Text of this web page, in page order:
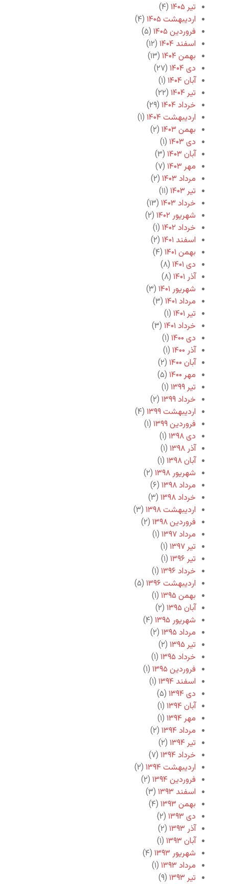
تیر ۱۴۰۵
(۴)
اردیبهشت ۱۴۰۵
(۴)
فروردین ۱۴۰۵
(۵)
اسفند ۱۴۰۴
(۱۲)
بهمن ۱۴۰۴
(۱۳)
دی ۱۴۰۴
(۲۷)
آبان ۱۴۰۴
(۱)
تیر ۱۴۰۴
(۲۲)
خرداد ۱۴۰۴
(۲۹)
اردیبهشت ۱۴۰۴
(۱)
بهمن ۱۴۰۳
(۲)
دی ۱۴۰۳
(۱)
آبان ۱۴۰۳
(۳)
مهر ۱۴۰۳
(۷)
مرداد ۱۴۰۳
(۲)
تیر ۱۴۰۳
(۱۱)
خرداد ۱۴۰۳
(۱۳)
شهریور ۱۴۰۲
(۲)
خرداد ۱۴۰۲
(۱)
اسفند ۱۴۰۱
(۲)
بهمن ۱۴۰۱
(۴)
دی ۱۴۰۱
(۸)
آذر ۱۴۰۱
(۸)
شهریور ۱۴۰۱
(۳)
مرداد ۱۴۰۱
(۳)
تیر ۱۴۰۱
(۱)
خرداد ۱۴۰۱
(۳)
دی ۱۴۰۰
(۱)
آذر ۱۴۰۰
(۱)
آبان ۱۴۰۰
(۲)
مهر ۱۴۰۰
(۵)
تیر ۱۳۹۹
(۱)
خرداد ۱۳۹۹
(۲)
اردیبهشت ۱۳۹۹
(۴)
فروردین ۱۳۹۹
(۱)
دی ۱۳۹۸
(۱)
آذر ۱۳۹۸
(۱)
آبان ۱۳۹۸
(۱)
شهریور ۱۳۹۸
(۲)
مرداد ۱۳۹۸
(۶)
خرداد ۱۳۹۸
(۳)
اردیبهشت ۱۳۹۸
(۳)
فروردین ۱۳۹۸
(۲)
مرداد ۱۳۹۷
(۱)
تیر ۱۳۹۷
(۱)
تیر ۱۳۹۶
(۱)
خرداد ۱۳۹۶
(۱)
اردیبهشت ۱۳۹۶
(۵)
بهمن ۱۳۹۵
(۱)
آبان ۱۳۹۵
(۲)
شهریور ۱۳۹۵
(۴)
مرداد ۱۳۹۵
(۲)
تیر ۱۳۹۵
(۲)
خرداد ۱۳۹۵
(۱)
فروردین ۱۳۹۵
(۱)
اسفند ۱۳۹۴
(۱)
دی ۱۳۹۴
(۵)
آبان ۱۳۹۴
(۱)
مهر ۱۳۹۴
(۱)
مرداد ۱۳۹۴
(۲)
تیر ۱۳۹۴
(۲)
خرداد ۱۳۹۴
(۷)
اردیبهشت ۱۳۹۴
(۲)
فروردین ۱۳۹۴
(۲)
اسفند ۱۳۹۳
(۳)
بهمن ۱۳۹۳
(۴)
دی ۱۳۹۳
(۲)
آذر ۱۳۹۳
(۲)
آبان ۱۳۹۳
(۱)
شهریور ۱۳۹۳
(۴)
مرداد ۱۳۹۳
(۱)
تیر ۱۳۹۳
(۹)